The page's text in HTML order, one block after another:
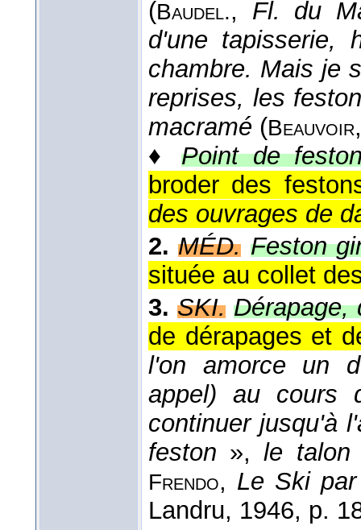
(Baudel., Fl. du
d'une tapisserie,
chambre. Mais je
reprises, les
macramé (Beauvoir
♦Point de
broder des
des ouvrages de
2. MÉD. Feston
située au collet
3. SKI. Dérapage,
de dérapages et
l'on amorce un
appel) au cours
continuer jusqu'à
feston »,le talon
Frendo, Le Ski
Landru, 1946, p.